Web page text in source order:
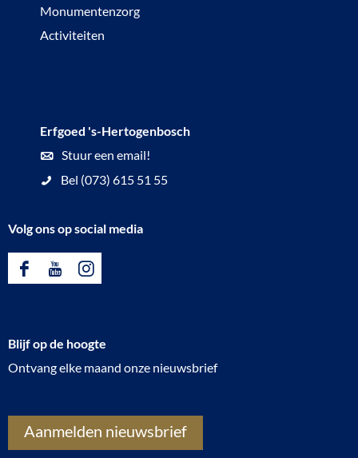
Monumentenzorg
Activiteiten
Erfgoed 's-Hertogenbosch
Stuur een email!
Bel (073) 615 51 55
Volg ons op social media
F
e
b
o
k
Y
T
u
E
I
t
a
a
Blijf op de hoogte
Ontvang elke maand onze nieuwsbrief
Aanmelden nieuwsbrief